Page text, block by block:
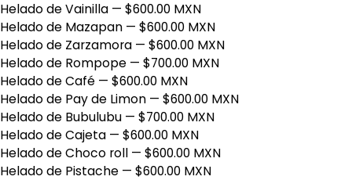
Helado de Vainilla — $600.00 MXN
Helado de Mazapan — $600.00 MXN
Helado de Zarzamora — $600.00 MXN
Helado de Rompope — $700.00 MXN
Helado de Café — $600.00 MXN
Helado de Pay de Limon — $600.00 MXN
Helado de Bubulubu — $700.00 MXN
Helado de Cajeta — $600.00 MXN
Helado de Choco roll — $600.00 MXN
Helado de Pistache — $600.00 MXN